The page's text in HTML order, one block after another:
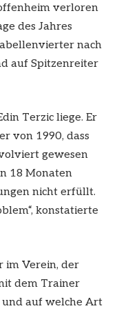
verloren
des Jahres
nach
auf Spitzenreiter
Terzic liege. Er
von 1990, dass
gewesen
18 Monaten
nicht erfüllt.
konstatierte
im Verein, der
dem Trainer
auf welche Art